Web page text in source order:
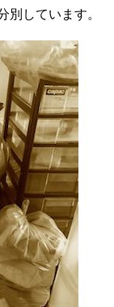
別しています。